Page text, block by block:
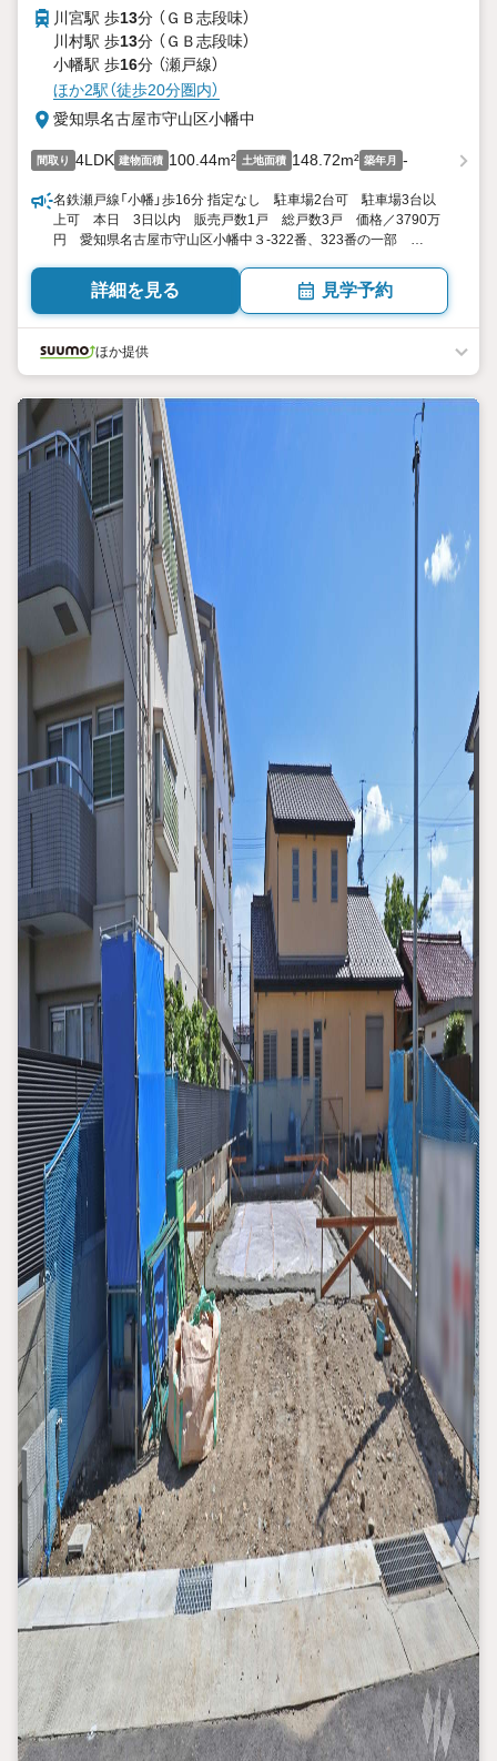
川宮駅 歩13分 （ＧＢ志段味）
川村駅 歩13分 （ＧＢ志段味）
小幡駅 歩16分 （瀬戸線）
ほか2駅（徒歩20分圏内）
愛知県名古屋市守山区小幡中
間取り 4LDK 建物面積 100.44m² 土地面積 148.72m² 築年月 -
名鉄瀬戸線「小幡」歩16分 指定なし 駐車場2台可 駐車場3台以
上可 本日 3日以内 販売戸数1戸 総戸数3戸 価格／3790万
円 愛知県名古屋市守山区小幡中３-322番、323番の一部
詳細を見る 見学予約
ほか提供